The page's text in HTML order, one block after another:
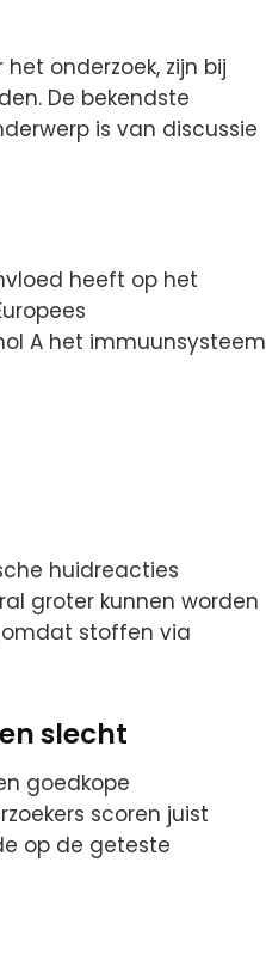
onderzoek, zijn bij
De bekendste
is van discussie
heeft op het
A het immuunsysteem
huidreacties
groter kunnen worden
stoffen via
slecht
goedkope
scoren juist
op de geteste